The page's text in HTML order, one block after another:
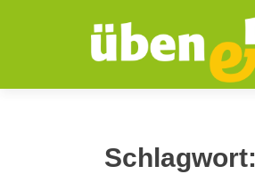
Schlagwort: